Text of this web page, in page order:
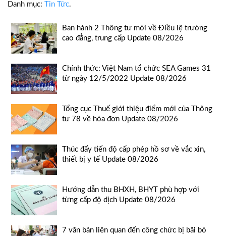
Danh mục: Tin Tức.
Ban hành 2 Thông tư mới về Điều lệ trường
cao đẳng, trung cấp Update 08/2026
Chính thức: Việt Nam tổ chức SEA Games 31
từ ngày 12/5/2022 Update 08/2026
Tổng cục Thuế giới thiệu điểm mới của Thông
tư 78 về hóa đơn Update 08/2026
Thúc đẩy tiến độ cấp phép hồ sơ về vắc xin,
thiết bị y tế Update 08/2026
Hướng dẫn thu BHXH, BHYT phù hợp với
từng cấp độ dịch Update 08/2026
7 văn bản liên quan đến công chức bị bãi bỏ